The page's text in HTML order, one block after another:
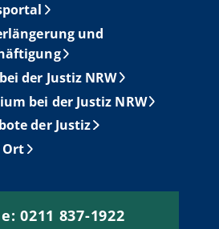
und
der Justiz NRW
bei der Justiz NRW
der Justiz
Ort
0211 837-1922